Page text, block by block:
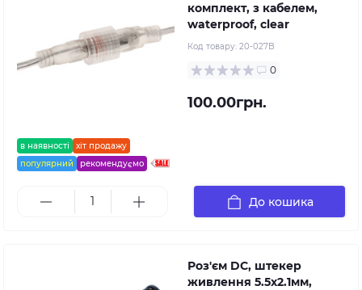
в наявності
хіт продажу
популярний
рекомендуємо
комплект, з кабелем,
waterproof, clear
Код товару: 20-027B
0
100.00грн.
До кошика
Роз'єм DC, штекер
живлення 5.5x2.1мм,